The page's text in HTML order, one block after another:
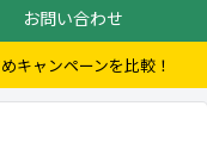
お問い合わせ
キャンペーンを比較！